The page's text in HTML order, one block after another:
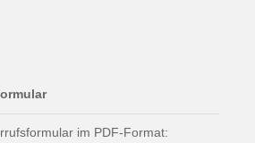
im PDF-Format: